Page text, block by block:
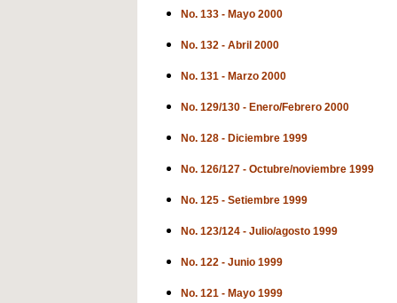
No. 133 - Mayo 2000
No. 132 - Abril 2000
No. 131 - Marzo 2000
No. 129/130 - Enero/Febrero 2000
No. 128 - Diciembre 1999
No. 126/127 - Octubre/noviembre 1999
No. 125 - Setiembre 1999
No. 123/124 - Julio/agosto 1999
No. 122 - Junio 1999
No. 121 - Mayo 1999